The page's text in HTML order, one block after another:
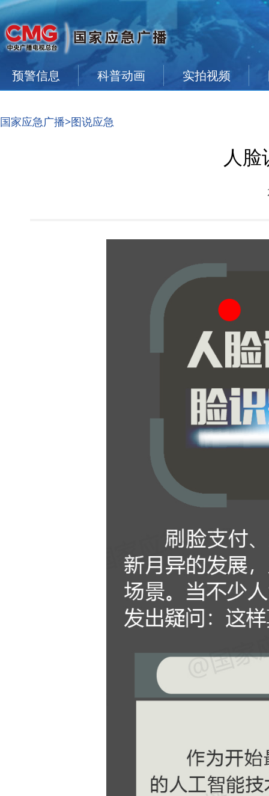
预警信息 科普动画 实拍视频
国家应急广播>图说应急
人